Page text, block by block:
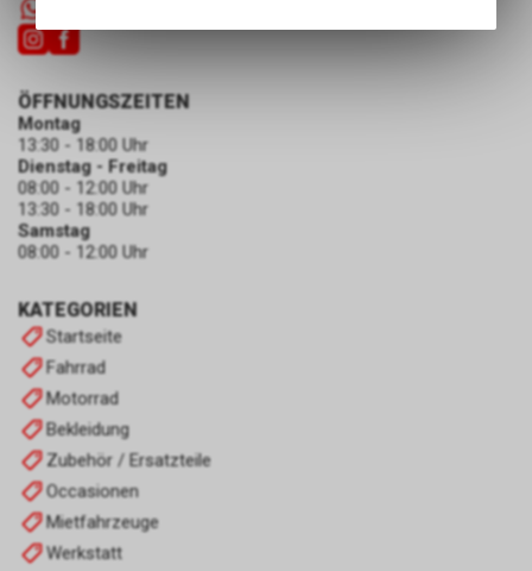
KATEGORIEN
Startseite
Fahrrad
Motorrad
Bekleidung
Zubehör / Ersatzteile
Occasionen
Mietfahrzeuge
Werkstatt
ÖFFNUNGSZEITEN
Montag
13:30 - 18:00 Uhr
Dienstag - Freitag
08:00 - 12:00 Uhr
13:30 - 18:00 Uhr
Samstag
08:00 - 12:00 Uhr